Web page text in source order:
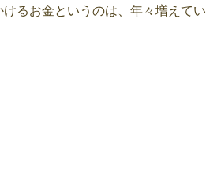
るお金というのは、年々増えてい